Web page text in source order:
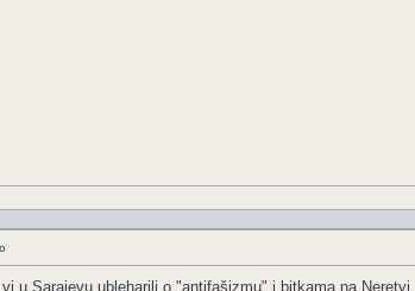
u Sarajevu ubleharili o "antifašizmu" i bitkama na Neretvi.